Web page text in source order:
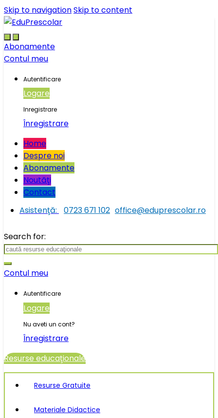
Skip to navigationSkip to content
Abonamente
Contul meu
Autentificare
Logare
Inregistrare
Înregistrare
Home
Despre noi
Abonamente
Noutăţi
Contact
Asistenţă:
0723 671 102 office@eduprescolar.ro
Search for:
Contul meu
Autentificare
Logare
Nu aveti un cont?
Înregistrare
Resurse educaţionale
Resurse Gratuite
Materiale Didactice